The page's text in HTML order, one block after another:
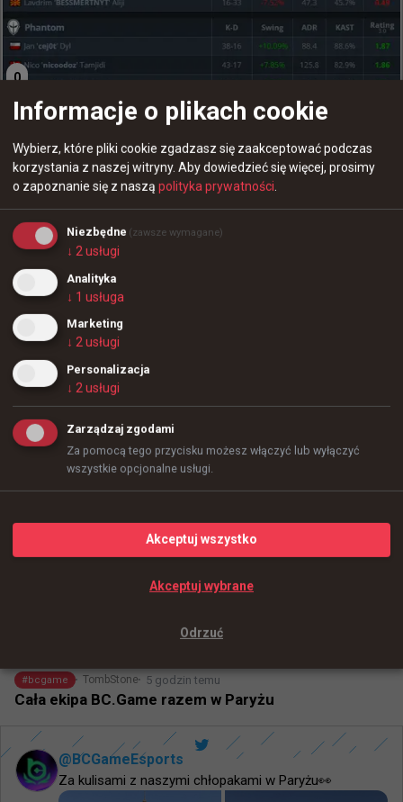
36 0
#bcgame TombStone 5 godzin temu
Cała ekipa BC.Game razem w Paryżu
@BCGameEsports
Za kulisami z naszymi chłopakami w Paryżu👀
0
100Thieves na lana zabrało ze sobą nawet własną
+2
Magisk: Nie jest łatwo być jednym z GOAT-ów CS:GO, a
potem słyszeć od ludzi: „Musisz zmienić to, to i to na
niektórych mapach”
Informacje o plikach cookie
Wybierz, które pliki cookie zgadzasz się zaakceptować podczas
korzystania z naszej witryny. Aby dowiedzieć się więcej, prosimy
o zapoznanie się z naszą polityka prywatności.
Niezbędne (zawsze wymagane)
↓ 2usługi
Analityka
↓ 1 usługa
Marketing
↓ 2usługi
Personalizacja
↓ 2usługi
Zarządzaj zgodami
Za pomocą tego przycisku możesz włączyć lub wyłączyć
wszystkie opcjonalne usługi.
Odrzuć
Akceptuj wybrane
Akceptuj wszystko